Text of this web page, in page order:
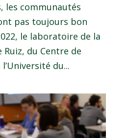
les communautés
pas toujours bon
le laboratoire de la
Ruiz, du Centre de
du...